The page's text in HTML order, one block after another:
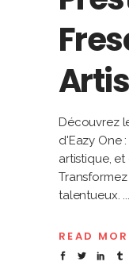
Découvrez
d'Eazy One
artistique,
talentueux.
READ